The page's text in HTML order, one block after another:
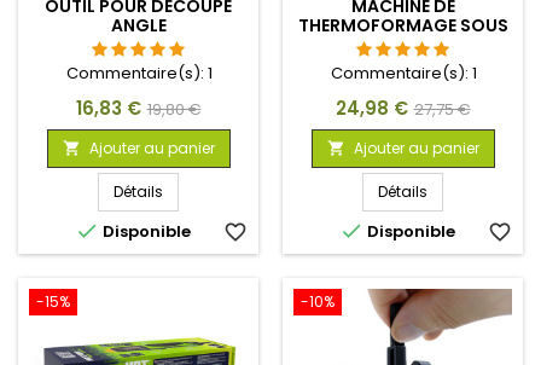
OUTIL POUR DECOUPE
ANGLE
Commentaire(s): 1
Prix
16,83 € Prix
de
base
19,80 €
 Ajouter au panier
Détails
 Disponible favorite_border
MACHINE DE
THERMOFORMAGE SOUS
VIDE A4
Commentaire(s): 1
Prix
24,98 € Prix
de
base
27,75 €
 Ajouter au panier
Détails
 Disponible favorite_border
-15% -10%